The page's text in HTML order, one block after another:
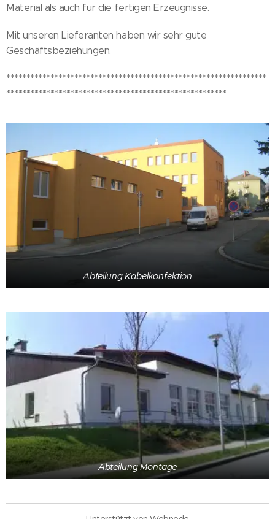
Material als auch für die fertigen Erzeugnisse.
Mit unseren Lieferanten haben wir sehr gute
Geschäftsbeziehungen.
*****************************************************************
*******************************************************
Abteilung Kabelkonfektion
Abteilung Montage